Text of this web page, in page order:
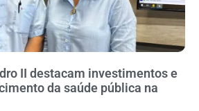
II destacam investimentos e
da saúde pública na